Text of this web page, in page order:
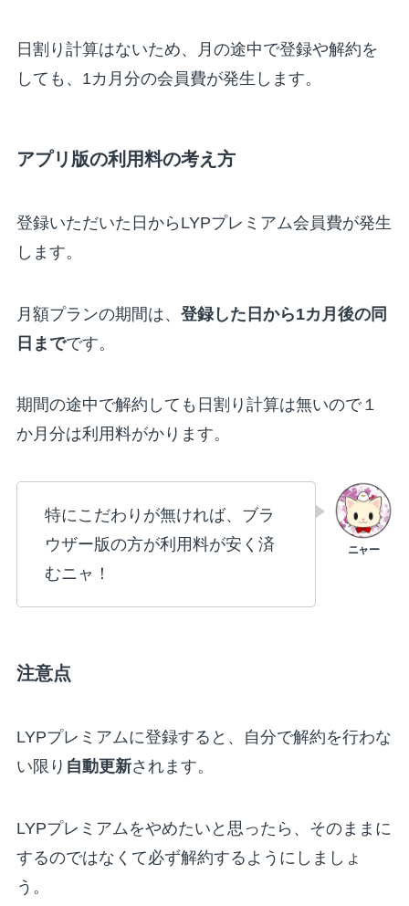
日割り計算はないため、月の途中で登録や解約を
しても、1カ月分の会員費が発生します。
アプリ版の利用料の考え方
登録いただいた日からLYPプレミアム会員費が発生
します。
月額プランの期間は、 登録した日から1カ月後の同
日までです。
期間の途中で解約しても日割り計算は無いので１
か月分は利用料がかります。
特にこだわりが無ければ、ブラ
ウザー版の方が利用料が安く済
むニャ！
注意点
LYPプレミアムに登録すると、自分で解約を行わな
い限り 自動更新されます。
LYPプレミアムをやめたいと思ったら、そのままに
するのではなくて必ず解約するようにしましょ
う。